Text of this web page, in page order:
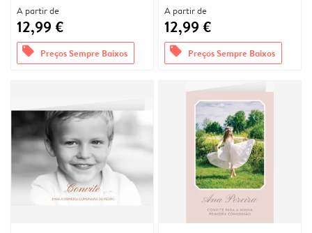
A partir de
12,99 €
offers Preços Sempre Baixos
A partir de
12,99 €
offers Preços Sempre Baixos